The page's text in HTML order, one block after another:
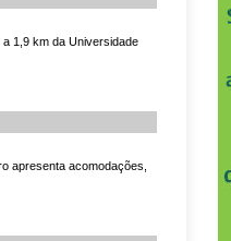
1,9 km da Universidade
apresenta acomodações,